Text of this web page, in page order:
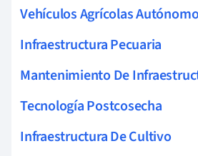
Vehículos Agrícolas
Infraestructura Pecuaria
Mantenimiento De
Tecnología Postcosecha
Infraestructura De Cultivo